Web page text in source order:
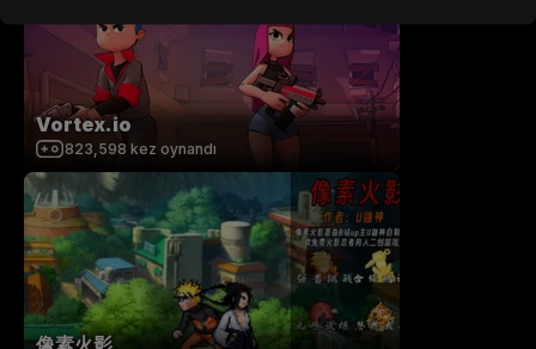
Vortex.io
823,598 kez oynandı
像素火影